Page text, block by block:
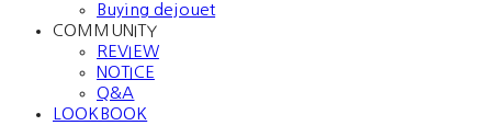
Buying dejouet
COMMUNITY
REVIEW
NOTICE
Q&A
LOOKBOOK